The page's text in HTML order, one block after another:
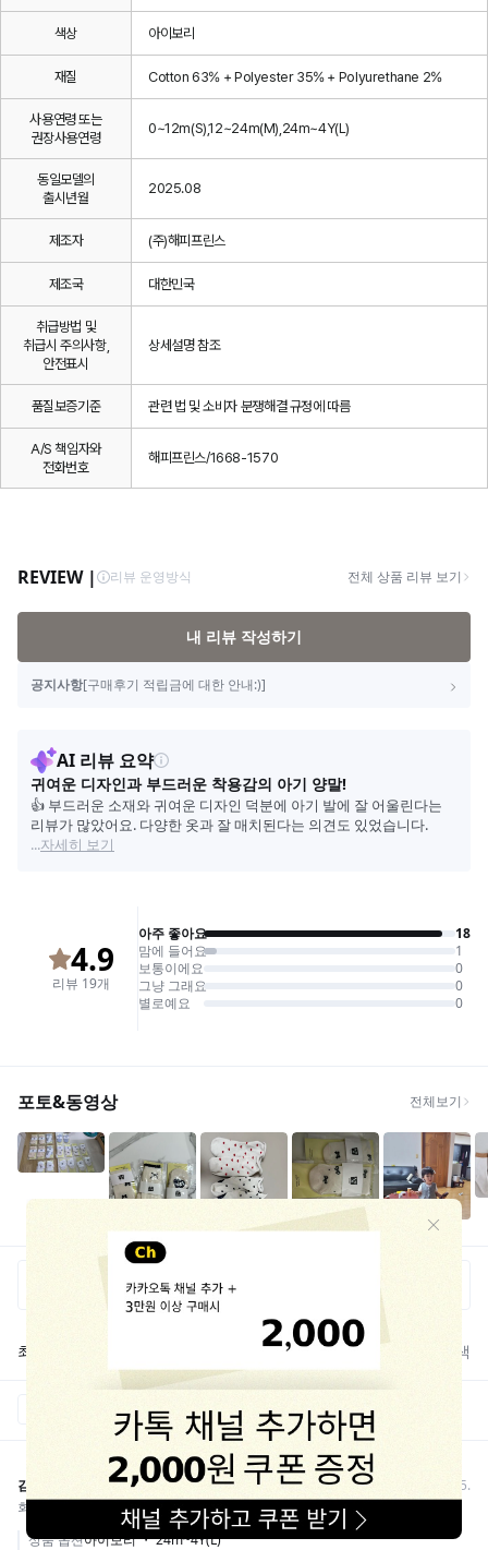
색상 아이보리
재질 Cotton 63% + Polyester 35% + Polyurethane 2%
사용연령 또는
권장사용연령
0~12m(S),12~24m(M),24m~4Y(L)
동일모델의
출시년월
2025.08
제조자 (주)해피프린스
제조국 대한민국
취급방법 및
취급시 주의사항,
안전표시
상세설명 참조
품질보증기준 관련 법 및 소비자 분쟁해결 규정에 따름
A/S 책임자와
전화번호
해피프린스/1668-1570